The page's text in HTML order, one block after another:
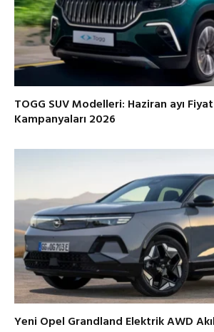
TOGG SUV Modelleri: Haziran ayı
Kampanyaları 2026
Yeni Opel Grandland Elektrik AWD